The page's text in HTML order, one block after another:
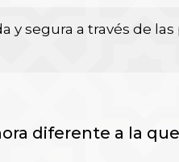
y segura a través de
diferente a la